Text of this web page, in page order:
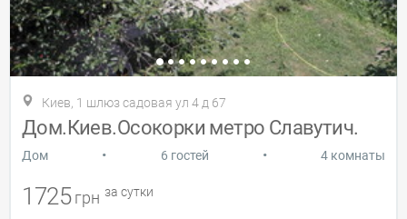
Киев, 1 шлюз садовая ул 4 д 67
Дом.Киев.Осокорки метро Славутич.
Дом • 6 гостей • 4 комнаты
1725 грн за сутки